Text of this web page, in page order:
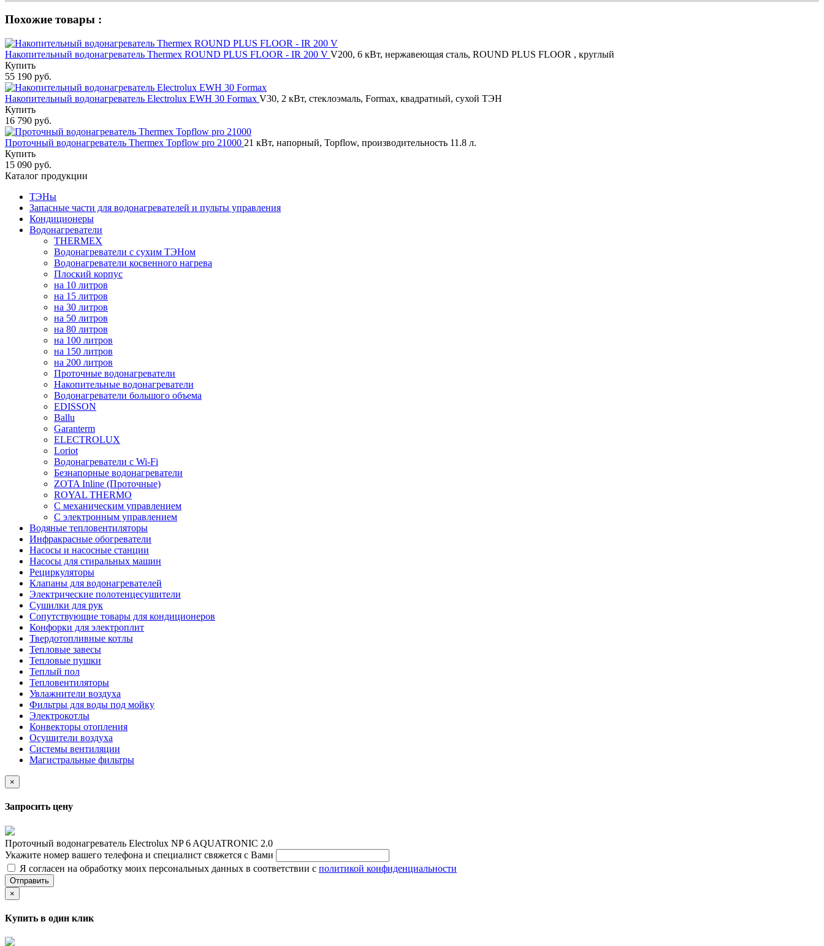
Похожие товары :
Накопительный водонагреватель Thermex ROUND PLUS FLOOR - IR 200 V V200, 6 кВт, нержавеющая сталь, ROUND PLUS FLOOR , круглый
Купить
55 190 руб.
Накопительный водонагреватель Electrolux EWH 30 Formax V30, 2 кВт, стеклоэмаль, Formax, квадратный, сухой ТЭН
Купить
16 790 руб.
Проточный водонагреватель Thermex Topflow pro 21000 21 кВт, напорный, Topflow, производительность 11.8 л.
Купить
15 090 руб.
Каталог продукции
ТЭНы
Запасные части для водонагревателей и пульты управления
Кондиционеры
Водонагреватели
THERMEX
Водонагреватели с сухим ТЭНом
Водонагреватели косвенного нагрева
Плоский корпус
на 10 литров
на 15 литров
на 30 литров
на 50 литров
на 80 литров
на 100 литров
на 150 литров
на 200 литров
Проточные водонагреватели
Накопительные водонагреватели
Водонагреватели большого объема
EDISSON
Ballu
Garanterm
ELECTROLUX
Loriot
Водонагреватели с Wi-Fi
Безнапорные водонагреватели
ZOTA Inline (Проточные)
ROYAL THERMO
С механическим управлением
С электронным управлением
Водяные тепловентиляторы
Инфракрасные обогреватели
Насосы и насосные станции
Насосы для стиральных машин
Рециркуляторы
Клапаны для водонагревателей
Электрические полотенцесушители
Сушилки для рук
Сопутствующие товары для кондиционеров
Конфорки для электроплит
Твердотопливные котлы
Тепловые завесы
Тепловые пушки
Теплый пол
Тепловентиляторы
Увлажнители воздуха
Фильтры для воды под мойку
Электрокотлы
Конвекторы отопления
Осушители воздуха
Системы вентиляции
Магистральные фильтры
×
Запросить цену
Проточный водонагреватель Electrolux NP 6 AQUATRONIC 2.0
Укажите номер вашего телефона и специалист свяжется с Вами
Я согласен на обработку моих персональных данных в соответствии с политикой конфиденциальности
Отправить
×
Купить в один клик